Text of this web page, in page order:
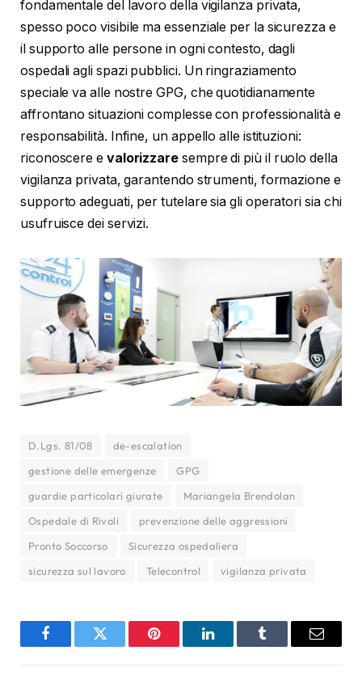
fondamentale del lavoro della vigilanza privata,
spesso poco visibile ma essenziale per la sicurezza e
il supporto alle persone in ogni contesto, dagli
ospedali agli spazi pubblici. Un ringraziamento
speciale va alle nostre GPG, che quotidianamente
affrontano situazioni complesse con professionalità e
responsabilità. Infine, un appello alle istituzioni:
riconoscere e valorizzare sempre di più il ruolo della
vigilanza privata, garantendo strumenti, formazione e
supporto adeguati, per tutelare sia gli operatori sia chi
usufruisce dei servizi.
D.Lgs. 81/08
de-escalation
gestione delle emergenze
GPG
guardie particolari giurate
Mariangela Brendolan
Ospedale di Rivoli
prevenzione delle aggressioni
Pronto Soccorso
Sicurezza ospedaliera
sicurezza sul lavoro
Telecontrol vigilanza privata
FacebookTwitter Pinterest LinkedInTumblr Email